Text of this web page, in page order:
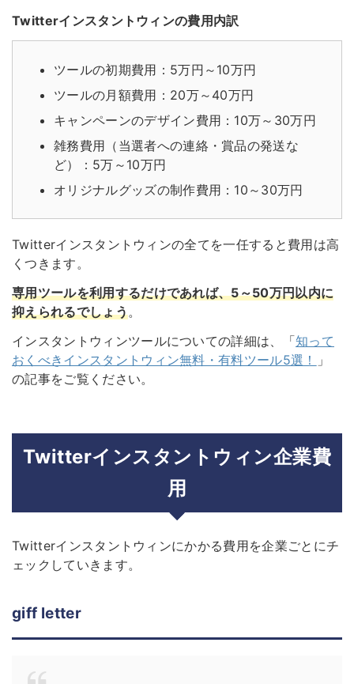
Twitterインスタントウィンの費用内訳
ツールの初期費用：5万円～10万円
ツールの月額費用：20万～40万円
キャンペーンのデザイン費用：10万～30万円
雑務費用（当選者への連絡・賞品の発送な
ど）：5万～10万円
オリジナルグッズの制作費用：10～30万円
Twitterインスタントウィンの全てを一任すると費用は高
くつきます。
専用ツールを利用するだけであれば、5～50万円以内に
抑えられるでしょう。
インスタントウィンツールについての詳細は、「知って
おくべきインスタントウィン無料・有料ツール5選！
」
の記事をご覧ください。
Twitterインスタントウィン企業費
用
Twitterインスタントウィンにかかる費用を企業ごとにチ
ェックしていきます。
giff letter